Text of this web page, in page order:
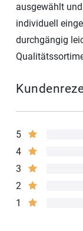
ausgewählt
individuell
durchgängig
5
4
3
2
1